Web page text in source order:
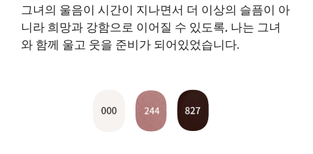
그녀의 울음이 시간이 지나면서 더 이상의 슬픔이 아
니라 희망과 강함으로 이어질 수 있도록, 나는 그녀
와 함께 울고 웃을 준비가 되어있었습니다.